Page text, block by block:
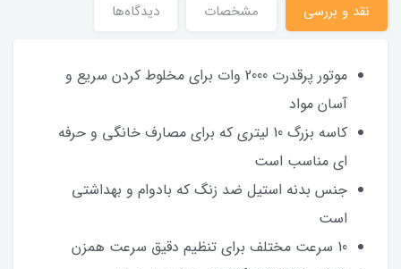
نقد و بررسی مشخصات دیدگاه‌ها
موتور پرقدرت 2000 وات برای مخلوط کردن سریع و
آسان مواد
کاسه بزرگ 10 لیتری که برای مصارف خانگی و حرفه
ای مناسب است
جنس بدنه استیل ضد زنگ که بادوام و بهداشتی
است
10 سرعت مختلف برای تنظیم دقیق سرعت همزن